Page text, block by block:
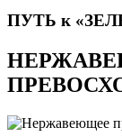
ПУТЬ к